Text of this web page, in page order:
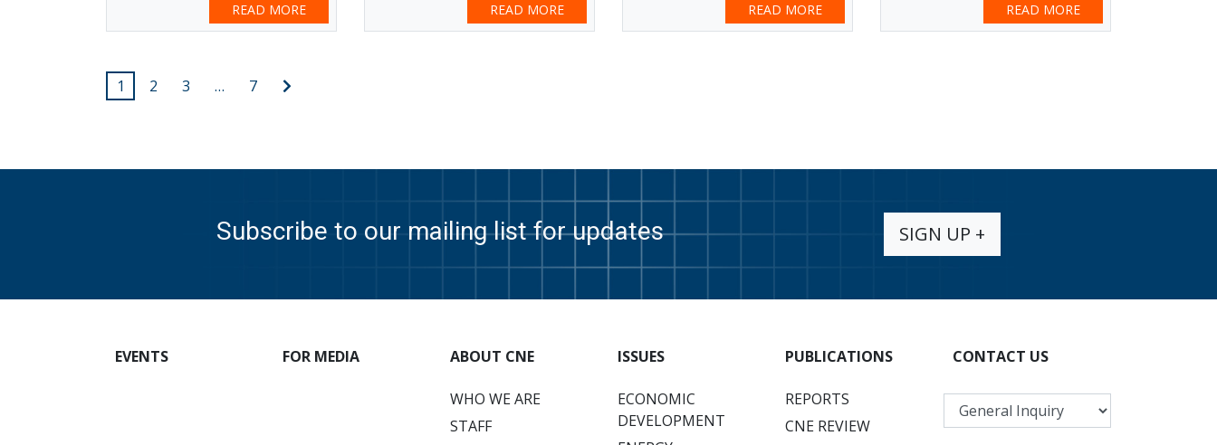
READ MORE READ MORE READ MORE READ MORE
Posts
1 2 3 … 7
Next
Subscribe to our mailing list for updates SIGN UP +
EVENTS FOR MEDIA ABOUT CNE
WHO WE ARE
STAFF
ISSUES
ECONOMIC
DEVELOPMENT
PUBLICATIONS
REPORTS
CNE REVIEW
CONTACT US